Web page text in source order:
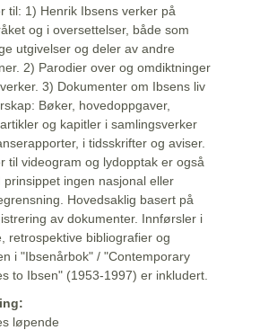
til: 1) Henrik Ibsens verker på
og i oversettelser, både som
utgivelser og deler av andre
2) Parodier over og omdiktninger
3) Dokumenter om Ibsens liv
Bøker, hovedoppgaver,
og kapitler i samlingsverker
i tidsskrifter og aviser.
til videogram og lydopptak er også
prinsippet ingen nasjonal eller
Hovedsaklig basert på
av dokumenter. Innførsler i
retrospektive bibliografier og
i "Ibsenårbok" / "Contemporary
to Ibsen" (1953-1997) er inkludert.
løpende